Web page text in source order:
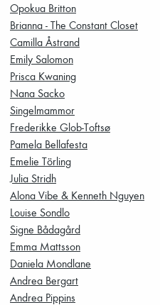
Opokua Britton
Brianna - The Constant Closet
Camilla Åstrand
Emily Salomon
Prisca Kwaning
Nana Sacko
Singelmammor
Frederikke Glob-Toftsø
Pamela Bellafesta
Emelie Törling
Julia Stridh
Alona Vibe & Kenneth Nguyen
Louise Sondlo
Signe Bådagård
Emma Mattsson
Daniela Mondlane
Andrea Bergart
Andrea Pippins